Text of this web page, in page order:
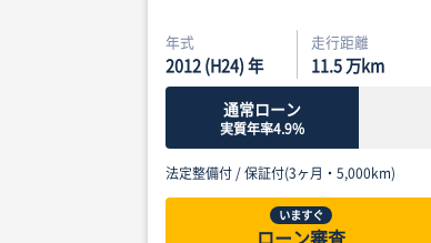
年式
2012 (H24) 年
走行距離
11.5万km
通常ローン
実質年率4.9%
法定整備付 /保証付(3ヶ月・5,000km)
いますぐ
ローン審査